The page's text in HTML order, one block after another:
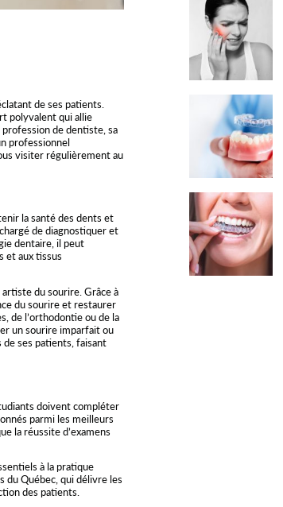
de ses patients.
polyvalent qui allie
de dentiste, sa
professionnel
visiter régulièrement au
la santé des dents et
de diagnostiquer et
dentaire, il peut
et aux tissus
du sourire. Grâce à
du sourire et restaurer
de l’orthodontie ou de la
un sourire imparfait ou
ses patients, faisant
doivent compléter
parmi les meilleurs
la réussite d’examens
à la pratique
du Québec, qui délivre les
des patients.